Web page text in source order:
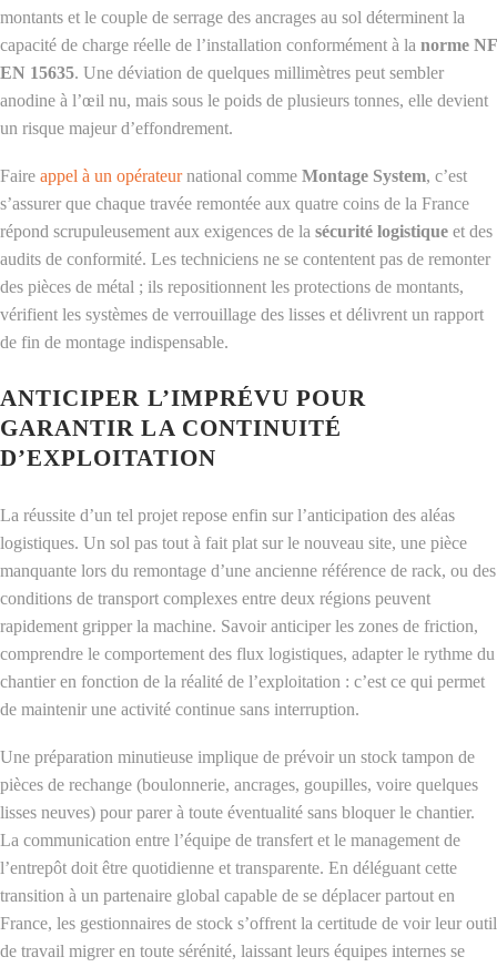
montants et le couple de serrage des ancrages au sol déterminent la
capacité de charge réelle de l’installation conformément à la norme NF
EN 15635. Une déviation de quelques millimètres peut sembler
anodine à l’œil nu, mais sous le poids de plusieurs tonnes, elle devient
un risque majeur d’effondrement.
Faire appel à un opérateurnational comme Montage System, c’est
s’assurer que chaque travée remontée aux quatre coins de la France
répond scrupuleusement aux exigences de la sécurité logistique et des
audits de conformité. Les techniciens ne se contentent pas de remonter
des pièces de métal ; ils repositionnent les protections de montants,
vérifient les systèmes de verrouillage des lisses et délivrent un rapport
de fin de montage indispensable.
ANTICIPER L’IMPRÉVU POUR
GARANTIR LA CONTINUITÉ
D’EXPLOITATION
La réussite d’un tel projet repose enfin sur l’anticipation des aléas
logistiques. Un sol pas tout à fait plat sur le nouveau site, une pièce
manquante lors du remontage d’une ancienne référence de rack, ou des
conditions de transport complexes entre deux régions peuvent
rapidement gripper la machine. Savoir anticiper les zones de friction,
comprendre le comportement des flux logistiques, adapter le rythme du
chantier en fonction de la réalité de l’exploitation : c’est ce qui permet
de maintenir une activité continue sans interruption.
Une préparation minutieuse implique de prévoir un stock tampon de
pièces de rechange (boulonnerie, ancrages, goupilles, voire quelques
lisses neuves) pour parer à toute éventualité sans bloquer le chantier.
La communication entre l’équipe de transfert et le management de
l’entrepôt doit être quotidienne et transparente. En déléguant cette
transition à un partenaire global capable de se déplacer partout en
France, les gestionnaires de stock s’offrent la certitude de voir leur outil
de travail migrer en toute sérénité, laissant leurs équipes internes se